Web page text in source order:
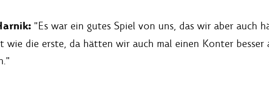
"Es war ein gutes Spiel von uns, das wir aber auch
die erste, da hätten wir auch mal einen Konter besser